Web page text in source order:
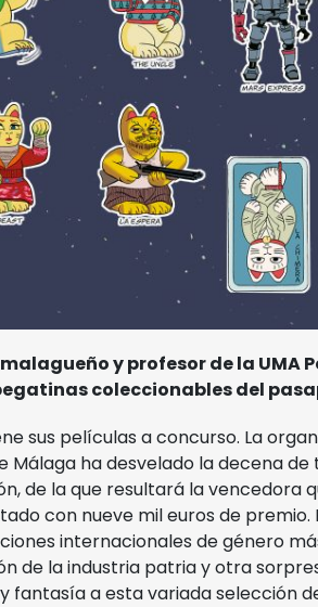
Museo Picasso
Polo de Contenidos
Digitales
y profesor de la UMA
coleccionables del
sus películas a concurso. La
Málaga ha desvelado la decena
de la que resultará la vencedora
con nueve mil euros de
internacionales de género
de la industria patria y otra
fantasía a esta variada selección